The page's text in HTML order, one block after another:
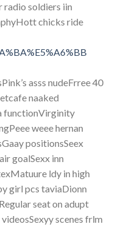
radio soldiers iin
chicks ride
asss nudeFrree 40
naaked
functionVirginity
weee hernan
positionsSeex
goalSexx inn
ldy in high
girl pcs taviaDionn
seat on adupt
scenes frlm